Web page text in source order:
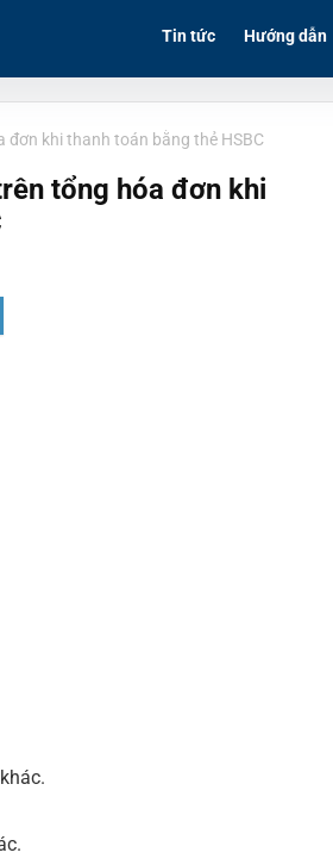
Tin tức Hướng dẫn
đơn khi thanh toán bằng thẻ HSBC
tổng hóa đơn khi